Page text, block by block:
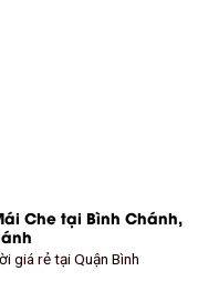
Che tại Bình Chánh,
giá rẻ tại Quận Bình